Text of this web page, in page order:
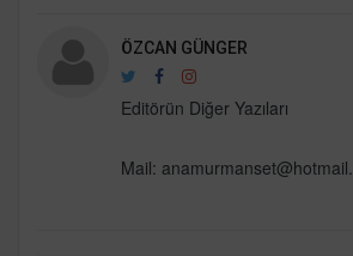
ÖZCAN GÜNGER
Editörün Diğer Yazıları
Mail: